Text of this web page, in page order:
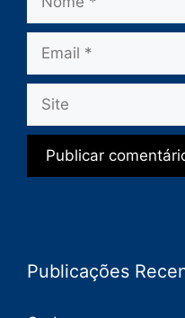
Publicações